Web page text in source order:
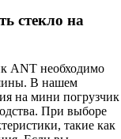
стекло на
ANT необходимо
В нашем
на мини погрузчик
При выборе
такие как